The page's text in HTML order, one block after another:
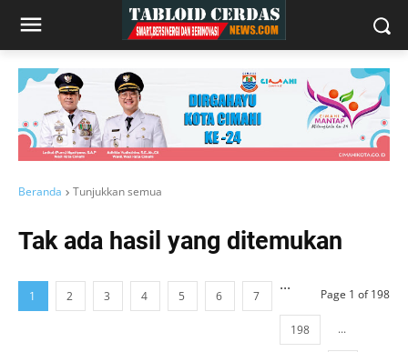
Beranda Tunjukkan semua
Tak ada hasil yang ditemukan
Page 1 of 198
1 2 3 4 5 6 7
...
198 ...